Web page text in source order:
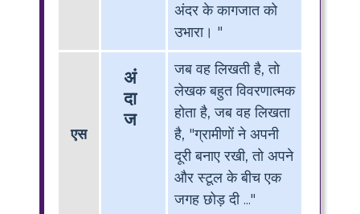
अंदर के कागजात को
उभारा। "
एस
अं
दा
ज
जब वह लिखती है, तो
लेखक बहुत विवरणात्मक
होता है, जब वह लिखता
है, "ग्रामीणों ने अपनी
दूरी बनाए रखी, तो अपने
और स्टूल के बीच एक
जगह छोड़ दी ..."